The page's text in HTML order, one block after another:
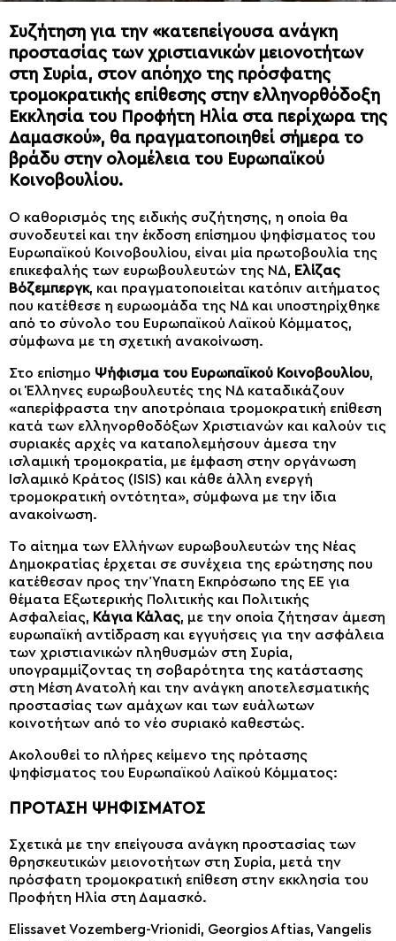
Συζήτηση για την «κατεπείγουσα ανάγκη
προστασίας των χριστιανικών μειονοτήτων
στη Συρία, στον απόηχο της πρόσφατης
τρομοκρατικής επίθεσης στην ελληνορθόδοξη
Εκκλησία του Προφήτη Ηλία στα περίχωρα της
Δαμασκού», θα πραγματοποιηθεί σήμερα το
βράδυ στην ολομέλεια του Ευρωπαϊκού
Κοινοβουλίου.
Ο καθορισμός της ειδικής συζήτησης, η οποία θα
συνοδευτεί και την έκδοση επίσημου ψηφίσματος του
Ευρωπαϊκού Κοινοβουλίου, είναι μία πρωτοβουλία της
επικεφαλής των ευρωβουλευτών της ΝΔ, Ελίζας
Βόζεμπεργκ, και πραγματοποιείται κατόπιν αιτήματος
που κατέθεσε η ευρωομάδα της ΝΔ και υποστηρίχθηκε
από το σύνολο του Ευρωπαϊκού Λαϊκού Κόμματος,
σύμφωνα με τη σχετική ανακοίνωση.
Στο επίσημο Ψήφισμα του Ευρωπαϊκού Κοινοβουλίου,
οι Έλληνες ευρωβουλευτές της ΝΔ καταδικάζουν
«απερίφραστα την αποτρόπαια τρομοκρατική επίθεση
κατά των ελληνορθοδόξων Χριστιανών και καλούν τις
συριακές αρχές να καταπολεμήσουν άμεσα την
ισλαμική τρομοκρατία, με έμφαση στην οργάνωση
Ισλαμικό Κράτος (ISIS) και κάθε άλλη ενεργή
τρομοκρατική οντότητα», σύμφωνα με την ίδια
ανακοίνωση.
Το αίτημα των Ελλήνων ευρωβουλευτών της Νέας
Δημοκρατίας έρχεται σε συνέχεια της ερώτησης που
κατέθεσαν προς την Ύπατη Εκπρόσωπο της ΕΕ για
θέματα Εξωτερικής Πολιτικής και Πολιτικής
Ασφαλείας, Κάγια Κάλας, με την οποία ζήτησαν άμεση
ευρωπαϊκή αντίδραση και εγγυήσεις για την ασφάλεια
των χριστιανικών πληθυσμών στη Συρία,
υπογραμμίζοντας τη σοβαρότητα της κατάστασης
στη Μέση Ανατολή και την ανάγκη αποτελεσματικής
προστασίας των αμάχων και των ευάλωτων
κοινοτήτων από το νέο συριακό καθεστώς.
Ακολουθεί το πλήρες κείμενο της πρότασης
ψηφίσματος του Ευρωπαϊκού Λαϊκού Κόμματος:
ΠΡΟΤΑΣΗ ΨΗΦΙΣΜΑΤΟΣ
Σχετικά με την επείγουσα ανάγκη προστασίας των
θρησκευτικών μειονοτήτων στη Συρία, μετά την
πρόσφατη τρομοκρατική επίθεση στην εκκλησία του
Προφήτη Ηλία στη Δαμασκό.
Elissavet Vozemberg-Vrionidi, Georgios Aftias, Vangelis